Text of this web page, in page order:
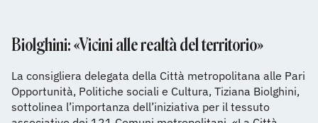
Biolghini: «Vicini alle realtà del territorio»
La consigliera delegata della Città metropolitana alle Pari
Opportunità, Politiche sociali e Cultura, Tiziana Biolghini,
sottolinea l’importanza dell’iniziativa per il tessuto